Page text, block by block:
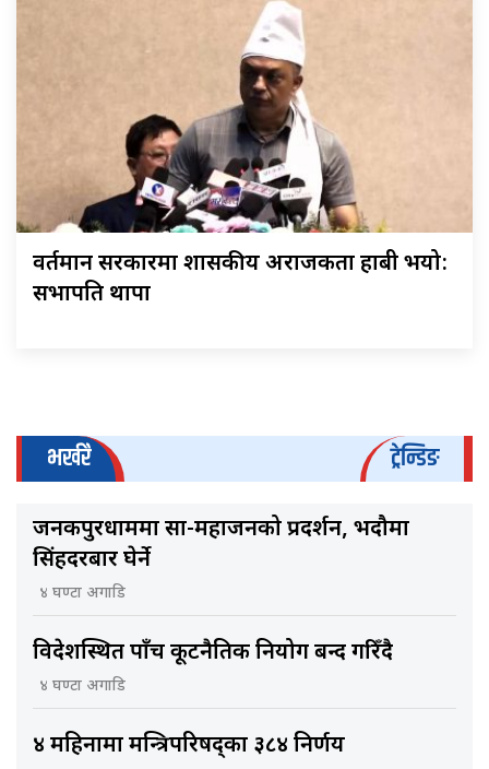
वर्तमान सरकारमा शासकीय अराजकता हाबी भयो:
सभापति थापा
भर्खरै ट्रेन्डिङ
जनकपुरधाममा साहु-महाजनको प्रदर्शन, भदौमा
सिंहदरबार घेर्ने
४ घण्टा अगाडि
विदेशस्थित पाँच कूटनैतिक नियोग बन्द गरिँदै
४ घण्टा अगाडि
४ महिनामा मन्त्रिपरिषद्का ३८४ निर्णय